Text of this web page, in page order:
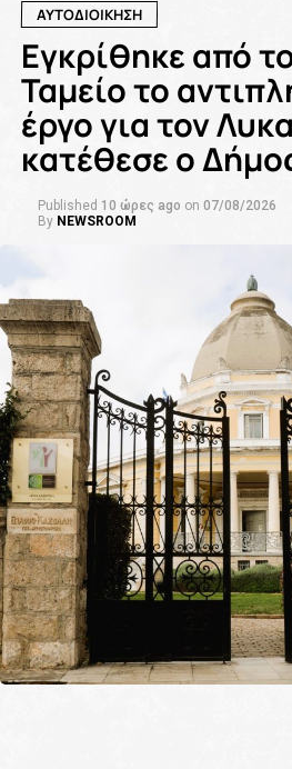
ΑΥΤΟΔΙΟΙΚΗΣΗ
Εγκρίθηκε από
Ταμείο το
έργο για τον
κατέθεσε ο
Published 10 ώρες ago on 07/08/2026
By NEWSROOM